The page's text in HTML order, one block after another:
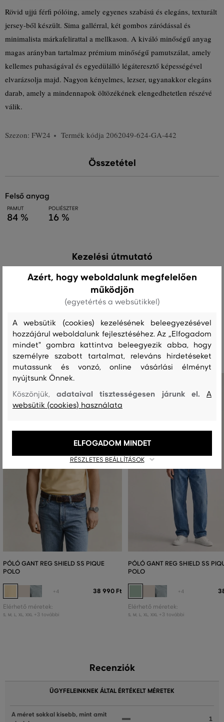
Rövid ujjú férfi pólóing, amely egyenes szabású és elegáns, texturált
jersey-ből készült. Sima gallérral, két gombos záródással és
minimalista márkafelirattal a mellkason. A kiváló minőségű anyag
magas arányban tartalmaz prémium minőségű pamutszálat, amely
kellemes puhaságával és egyedülálló légáteresztő képességével
elvarázsolja majd. Nagyon kényelmes, lezser, ugyanakkor elegáns
darab, amely a mindennapok öltözékének elengedhetetlen részévé
válik.
Szezon: FW24 Termék kódja 2062049-624-GA-442
Összetétel
felső anyag
PAMUT
84 %
POLIÉSZTER
16 %
Kezelési útmutató
SZÁRÍTÁS
Ajánlott termékek
PÓLÓ GANT REG SHIELD SS PIQUE
POLO
+4 38 990 Ft
Elérhető méretek:
S M L XL XXL +3 további
PÓLÓ GANT REG SHIELD SS
POLO
+4
Elérhető méretek:
S M L XL XXL +3 további
Recenziók
ÜGYFELEINKNEK ÁLTAL ÉRTÉKELT MÉRETEK
A méret sokkal kisebb, mint amit
1
Azért, hogy weboldalunk megfelelően
működjön
(egyetértés a websütikkel)
A websütik (cookies) kezelésének beleegyezésével
hozzájárul weboldalunk fejlesztéséhez. Az „Elfogadom
mindet" gombra kattintva beleegyezik abba, hogy
személyre szabott tartalmat, releváns hirdetéseket
mutassunk és vonzó, online vásárlási élményt
nyújtsunk Önnek.
Köszönjük,adataival tisztességesen járunk el.A
websütik (cookies) használata
RÉSZLETES BEÁLLÍTÁSOK
ELFOGADOM MINDET